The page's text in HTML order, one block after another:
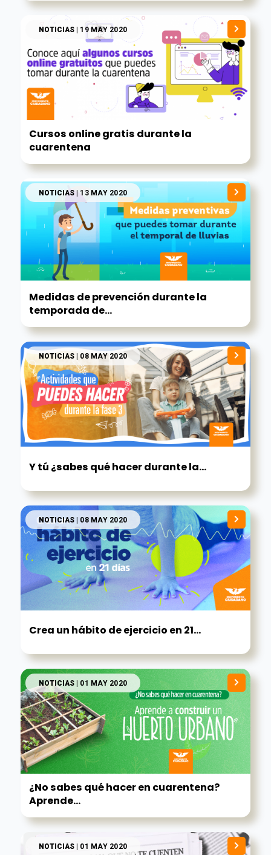
NOTICIAS| 19 MAY 2020
Cursos online gratis durante la
cuarentena
NOTICIAS| 13 MAY 2020
Medidas de prevención durante la
temporada de...
NOTICIAS| 08 MAY 2020
Y tú ¿sabes qué hacer durante la...
NOTICIAS| 08 MAY 2020
Crea un hábito de ejercicio en 21...
NOTICIAS| 01 MAY 2020
¿No sabes qué hacer en cuarentena?
Aprende...
NOTICIAS| 01 MAY 2020